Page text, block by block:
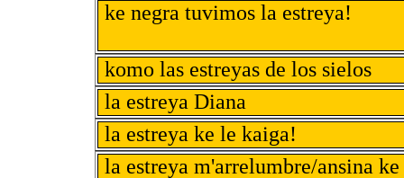
ke negra tuvimos la estreya!
komo las estreyas de los sielos
la estreya Diana
la estreya ke le kaiga!
la estreya m'arrelumbre/ansina ke